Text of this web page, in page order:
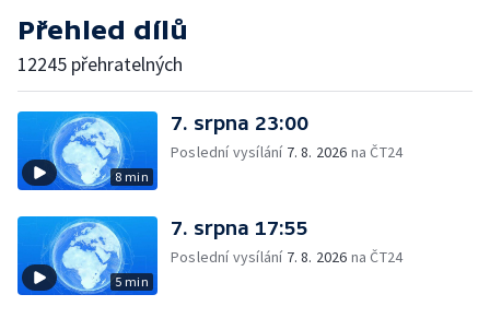
Přehled dílů
12245 přehratelných
8 min
7. srpna 23:00
Poslední vysílání 7. 8. 2026 na ČT24
5 min
7. srpna 17:55
Poslední vysílání 7. 8. 2026 na ČT24